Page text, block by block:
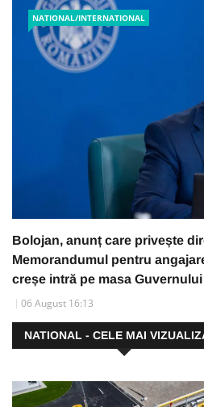
NATIONAL/INTERNATIONAL
Bolojan, anunț care privește
Memorandumul pentru
creșe intră pe masa
06 August 16:13
NATIONAL - CELE MAI